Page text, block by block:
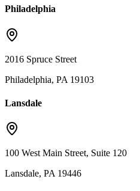
Philadelphia
2016 Spruce Street
Philadelphia, PA 19103
Lansdale
100 West Main Street, Suite 120
Lansdale, PA 19446